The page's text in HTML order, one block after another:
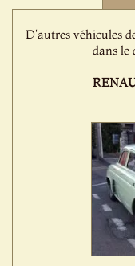
D'autres véhicules
dans le